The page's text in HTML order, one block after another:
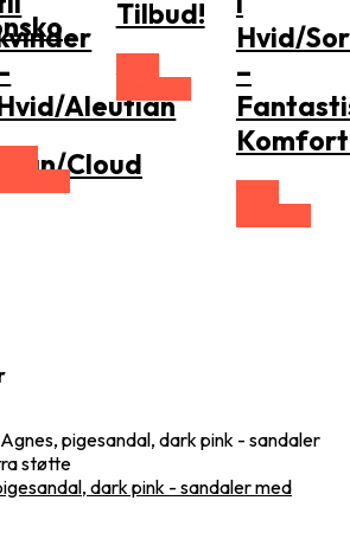
Cloud
Aleutian
Vælg
Størrelse
Tilbud!
Hvid/
–
dark pink - sandaler med